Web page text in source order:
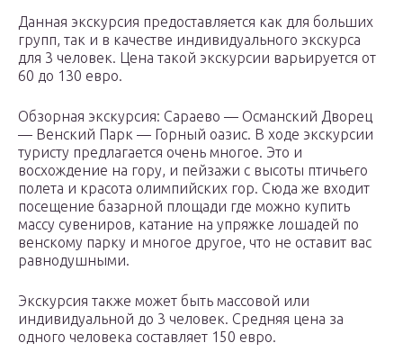
Данная экскурсия предоставляется как для больших
групп, так и в качестве индивидуального экскурса
для 3 человек. Цена такой экскурсии варьируется от
60 до 130 евро.
Обзорная экскурсия: Сараево — Османский Дворец
— Венский Парк — Горный оазис. В ходе экскурсии
туристу предлагается очень многое. Это и
восхождение на гору, и пейзажи с высоты птичьего
полета и красота олимпийских гор. Сюда же входит
посещение базарной площади где можно купить
массу сувениров, катание на упряжке лошадей по
венскому парку и многое другое, что не оставит вас
равнодушными.
Экскурсия также может быть массовой или
индивидуальной до 3 человек. Средняя цена за
одного человека составляет 150 евро.